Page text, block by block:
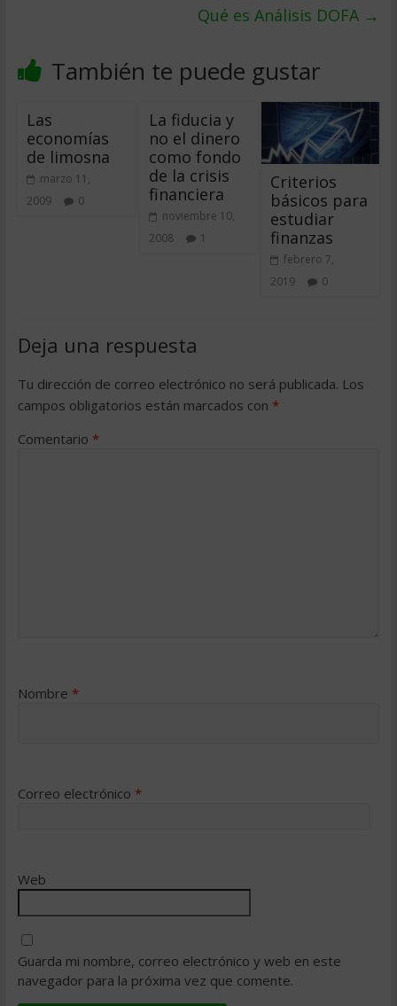
Qué es Análisis DOFA →
También te puede gustar
Las
economías
de limosna
marzo 11,
2009
0
La fiducia y
no el dinero
como fondo
de la crisis
financiera
noviembre 10,
2008
1
Criterios
básicos para
estudiar
finanzas
febrero 7,
2019
0
Deja una respuesta
Tu dirección de correo electrónico no será publicada. Los
campos obligatorios están marcados con *
Comentario *
Nombre *
Correo electrónico *
Web
Guarda mi nombre, correo electrónico y web en este
navegador para la próxima vez que comente.